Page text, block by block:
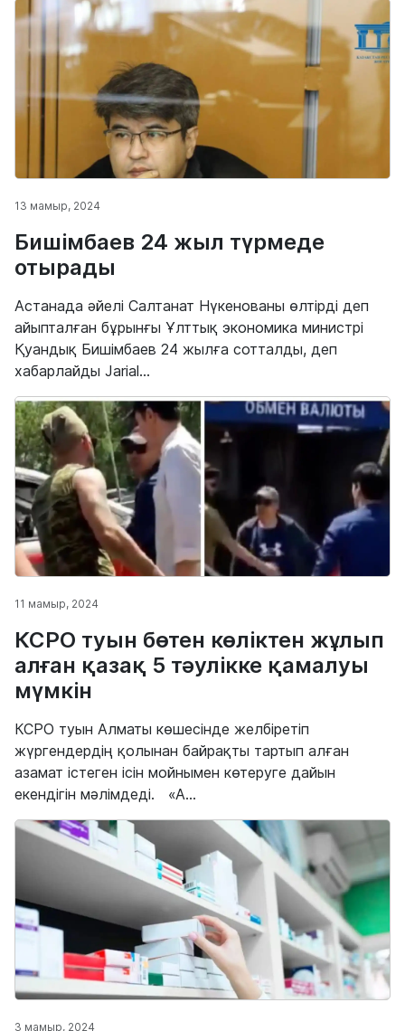
13 мамыр, 2024
Бишімбаев 24 жыл түрмеде
отырады
Астанада әйелі Салтанат Нүкенованы өлтірді деп
айыпталған бұрынғы Ұлттық экономика министрі
Қуандық Бишімбаев 24 жылға сотталды, деп
хабарлайды Jarial...
11 мамыр, 2024
КСРО туын бөтен көліктен жұлып
алған қазақ 5 тәулікке қамалуы
мүмкін
КСРО туын Алматы көшесінде желбіретіп
жүргендердің қолынан байрақты тартып алған
азамат істеген ісін мойнымен көтеруге дайын
екендігін мәлімдеді. «А...
3 мамыр, 2024